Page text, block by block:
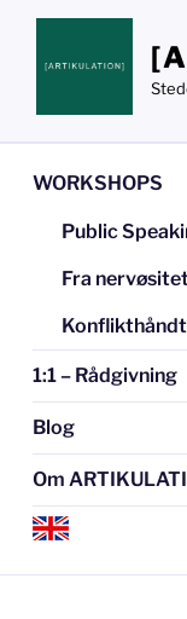
Videre
indhold
WORKSHOPS
Public
Fra
1:1 – Rådgivning
Blog
Om